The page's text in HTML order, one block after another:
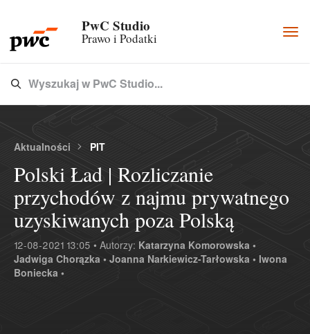
PwC Studio
Prawo i Podatki
Type 3 or more characters for results.
Wyszukaj w PwC Studio...
Aktualności PIT
Polski Ład | Rozliczanie
przychodów z najmu prywatnego
uzyskiwanych poza Polską
12-08-2021 13:05 • Autorzy: Katarzyna Komorowska •
Jadwiga Chorązka • Joanna Narkiewicz-Tarłowska • Iwona
Boniecka •